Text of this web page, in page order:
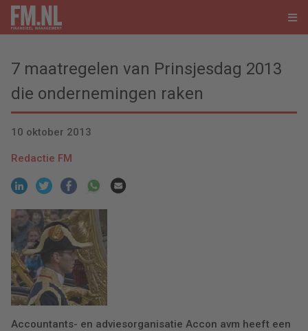
7 maatregelen van Prinsjesdag 2013
die ondernemingen raken
10 oktober 2013
Redactie FM
Accountants- en adviesorganisatie Accon avm heeft een